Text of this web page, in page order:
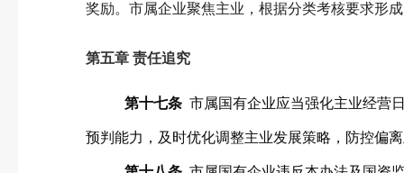
奖励。市属企业聚焦主业，根据分类考核要求形
第五章 责任追究
第十七条 市属国有企业应当强化主业经营
预判能力，及时优化调整主业发展策略，防控偏